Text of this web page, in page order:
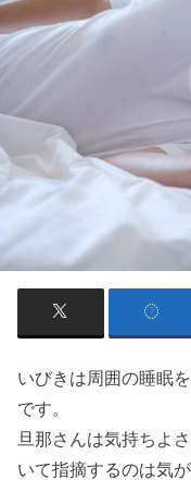
いびきは周囲の睡眠
です。
旦那さんは気持ちよ
いて指摘するのは気